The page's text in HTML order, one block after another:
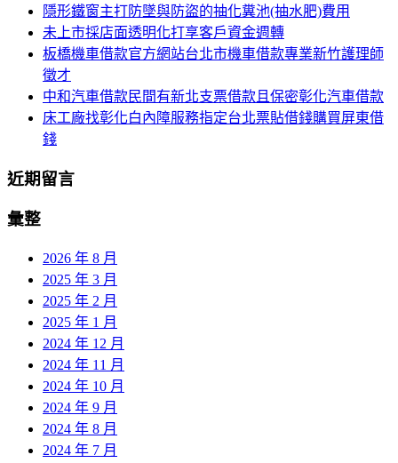
隱形鐵窗主打防墜與防盜的抽化糞池(抽水肥)費用
未上市採店面透明化打享客戶資金週轉
板橋機車借款官方網站台北市機車借款專業新竹護理師
徵才
中和汽車借款民間有新北支票借款且保密彰化汽車借款
床工廠找彰化白內障服務指定台北票貼借錢購買屏東借
錢
近期留言
彙整
2026 年 8 月
2025 年 3 月
2025 年 2 月
2025 年 1 月
2024 年 12 月
2024 年 11 月
2024 年 10 月
2024 年 9 月
2024 年 8 月
2024 年 7 月